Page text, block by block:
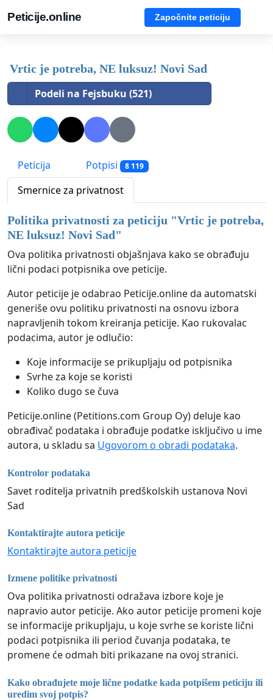
Peticije.online Započnite peticiju
Vrtic je potreba, NE luksuz! Novi Sad
Podeli na Fejsbuku (521)
Peticija Potpisi 8 119
Smernice za privatnost
Politika privatnosti za peticiju "Vrtic je potreba,
NE luksuz! Novi Sad"
Ova politika privatnosti objašnjava kako se obrađuju
lični podaci potpisnika ove peticije.
Autor peticije je odabrao Peticije.online da automatski
generiše ovu politiku privatnosti na osnovu izbora
napravljenih tokom kreiranja peticije. Kao rukovalac
podacima, autor je odlučio:
Koje informacije se prikupljaju od potpisnika
Svrhe za koje se koristi
Koliko dugo se čuva
Peticije.online (Petitions.com Group Oy) deluje kao
obrađivač podataka i obrađuje podatke isključivo u ime
autora, u skladu sa Ugovorom o obradi podataka.
Kontrolor podataka
Savet roditelja privatnih predškolskih ustanova Novi
Sad
Kontaktirajte autora peticije
Kontaktirajte autora peticije
Izmene politike privatnosti
Ova politika privatnosti odražava izbore koje je
napravio autor peticije. Ako autor peticije promeni koje
se informacije prikupljaju, u koje svrhe se koriste lični
podaci potpisnika ili period čuvanja podataka, te
promene će odmah biti prikazane na ovoj stranici.
Kako obrađujete moje lične podatke kada potpišem peticiju ili
uredim svoj potpis?